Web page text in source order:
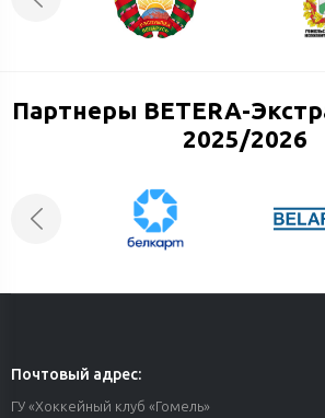
Партнеры BETERA-
2025/2026
Почтовый адрес:
ГУ «Хоккейный клуб «Гомель»